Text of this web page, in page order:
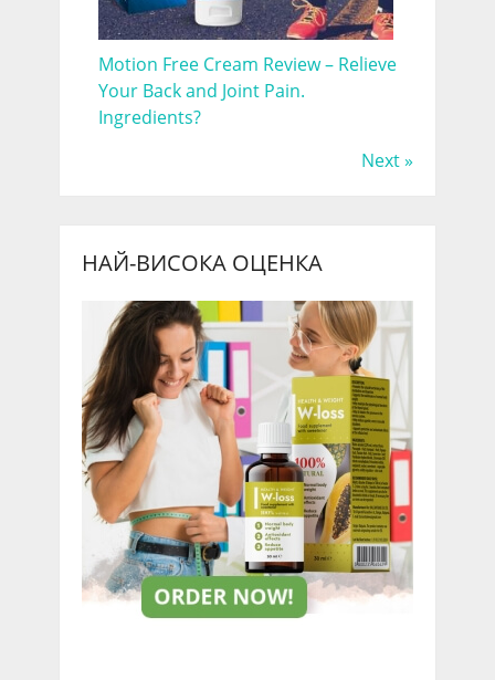
Motion Free Cream Review – Relieve
Your Back and Joint Pain.
Ingredients?
Next »
НАЙ-ВИСОКА ОЦЕНКА